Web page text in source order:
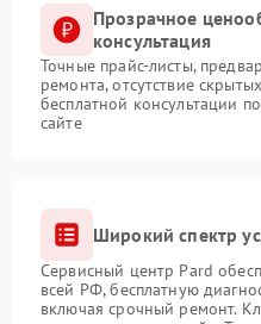
Прозрачное
консультация
Точные прайс-листы,
ремонта, отсутствие
бесплатной консультации
сайте
Широкий спектр
Сервисный центр Pard
всей РФ, бесплатную
включая срочный ремонт.